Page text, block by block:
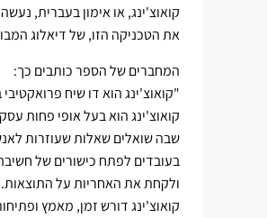
קואוצ'ינג, או אימון בעברית,
את הטכניקה הזו, של דיאלוג
המחברים של הספר כותבים כך:
"קואוצ'ינג הוא דו שיח
קואוצ'ינג הוא בעל אופי פחות
שבה שואלים שאלות שעוזרות
בעובדים לפתח כישורים של
ולקחת את האחריות על
קואוצ'ינג דורש זמן, מאמץ